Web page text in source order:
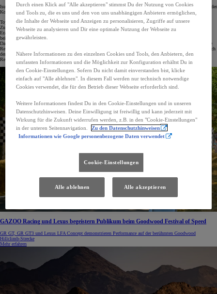
Isuzu erweitert das Angebot an CO₂-neutralen Optionen über batterieelektrische Busse hinaus und arbeitet an der
Kommerzialisierung des FC-Linienbusses der nächsten Generation als neue Technologie.
Toyota positioniert Wasserstoff als wichtige Energiequelle im Streben nach CO₂-Neutralität und treibt in
Zusammenarbeit mit einer Vielzahl von Partnern aus verschiedenen Branchen verschiedene Initiativen zur
Erzeugung, zum Transport, zur Speicherung und zur Nutzung von Wasserstoff voran. Gemeinsam werden die
beiden Unternehmen mit lokalen Behörden und Unternehmen in verschiedenen Regionen zusammenarbeiten.
Darunter auch solche, die vom Ministerium für Wirtschaft, Handel und Industrie im Mai 2025 als vorrangige
Regionen für die Förderung des Einsatzes von Brennstoffzellen-Nutzfahrzeugen ausgewiesen wurden, um durch
den vermehrten Einsatz von Brennstoffzellen-Linienbussen der nächsten Generation zu einer stetigen
Reduzierung der CO₂-Emissionen beizutragen.
GAZOO Racing und Lexus begeistern Publikum beim Goodwood Festival of Speed
GR GT, GR GT3 und Lexus LFA Concept demonstrieren Performance auf der berühmten Goodwood
Hillclimb-Strecke
Mehr erfahren
Durch einen Klick auf "Alle akzeptieren" stimmst Du der Nutzung von Cookies
und Tools zu, die es uns und den von uns unabhängigen Anbietern ermöglichen,
die Inhalte der Webseite und Anzeigen zu personalisieren, Zugriffe auf unsere
Webseite zu analysieren und Dir eine optimale Nutzung der Webseite zu
gewährleisten.
Nähere Informationen zu den einzelnen Cookies und Tools, den Anbietern, den
umfassten Informationen und die Möglichkeit zur Konfiguration erhältst Du in
den Cookie-Einstellungen. Sofern Du nicht damit einverstanden bist, klicke
einfach auf "Alle ablehnen". In diesem Fall werden nur technisch notwendige
Cookies verwendet, die für den Betrieb dieser Webseite erforderlich sind.
Weitere Informationen findest Du in den Cookie-Einstellungen und in unseren
Datenschutzhinweisen. Deine Einwilligung ist freiwillig und kann jederzeit mit
Wirkung für die Zukunft widerrufen werden, z.B. in den "Cookie-Einstellungen"
in der unteren Seitennavigation.
Zu den Datenschutzhinweisen
Informationen wie Google personenbezogene Daten verwendet
Cookie-Einstellungen
Alle ablehnen Alle akzeptieren